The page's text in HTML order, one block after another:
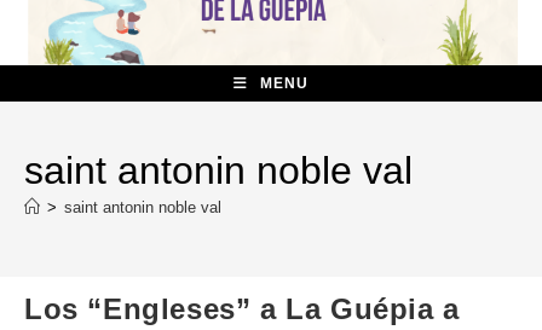
MENU
saint antonin noble val
> saint antonin noble val
Los “Engleses” a La Guépia a